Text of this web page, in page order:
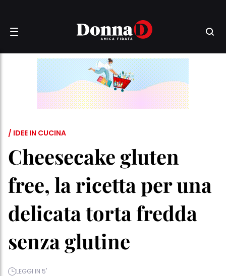
/ IDEE IN CUCINA
Cheesecake gluten
free, la ricetta per una
delicata torta fredda
senza glutine
LEGGI IN 5'